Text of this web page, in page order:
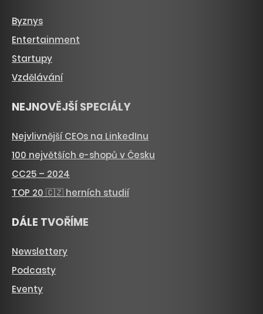
Byznys
Entertainment
Startupy
Vzdělávání
NEJNOVĚJŠÍ SPECIÁLY
Nejvlivnější CEOs na LinkedInu
100 největších e-shopů v Česku
CC25 – 2024
TOP 20 🇨🇿 herních studií
DÁLE TVOŘÍME
Newslettery
Podcasty
Eventy